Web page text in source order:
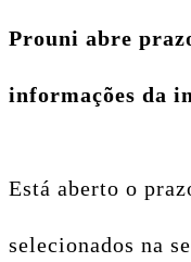
Prouni abre
informações da
Está aberto o
selecionados na